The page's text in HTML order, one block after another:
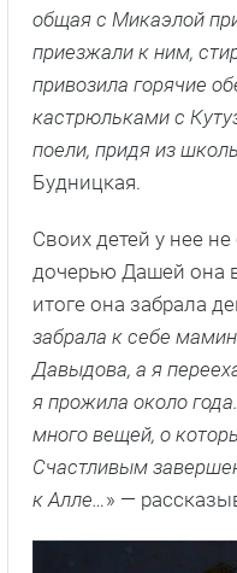
общая с Микаэлой
приезжали к ним,
привозила горячие
кастрюльками с
поели, придя из
Будницкая.
Своих детей у нее
дочерью Дашей она
итоге она забрала
забрала к себе
Давыдова, а я
я прожила около
много вещей, о
Счастливым
к Алле… » —